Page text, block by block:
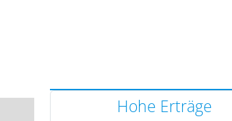
Hohe Erträge